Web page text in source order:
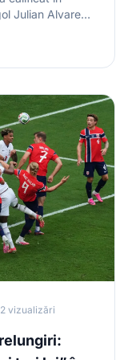
Julian Alvarez
elvețieni.
vizualizări